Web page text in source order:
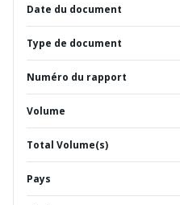
Date du document
Type de document
Numéro du rapport
Volume
Total Volume(s)
Pays